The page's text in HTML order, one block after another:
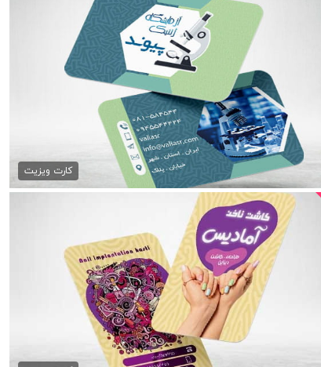
دانلود کارت ویزیت...
79,000 تومان
کارت ویزیت
فایل کارت ویزیت ناخن کاری
79,000 تومان